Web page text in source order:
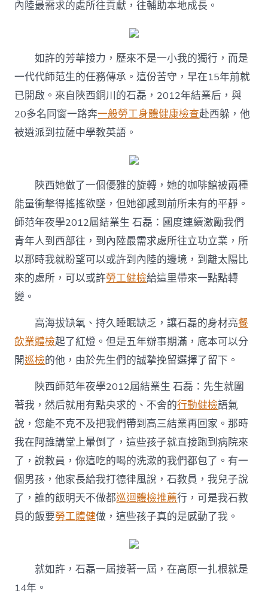
內陸最需求的處所往貢獻，往輔助本地成長。
如許的芳華接力，歷來不是一小我的獨行，而是
一代代師范生的任務傳承。這份苦守，早在15年前就
已開啟。來自陜西銅川的石磊，2012年結業后，與
20多名同窗一路奔一般勞工身體健康檢查赴西躲，他
被遴派到拉薩中學教英語。
陜西她做了一個優雅的旋轉，她的咖啡館被兩種
能量衝擊得搖搖欲墜，但她卻感到前所未有的平靜。
師范年夜學2012屆結業生 石磊：國度連續激勵我們
青年人到西部往，到內陸最需求處所往立功立業，所
以那時我就盼望可以或許到內陸的邊境，到離太陽比
來的處所，可以或許勞工健檢給這里帶來一點點轉
變。
高海拔缺氧、持久睡眠缺乏，讓石磊的身材亮餐
飲業體檢起了紅燈。但是五年辦事期滿，底本可以分
開巡檢的他，由於先生們的誠摯挽留選擇了留下。
陜西師范年夜學2012屆結業生 石磊：先生就圍
著我，然后就用有點央求的、不舍的行動健檢語氣
說，您能不克不及把我們帶到高三結業再回家。那時
我在阿誰講堂上暈倒了，這些孩子就直接跑到病院來
了，說教員，你這吃的喝的洗漱的我們都包了。有一
個男孩，他家長給我打德律風說，石教員，我兒子說
了，誰的飯明天不做都巡迴體檢推薦行，可是我石教
員的飯要勞工體健做，這些孩子真的是感動了我。
就如許，石磊一屆接著一屆，在高原一扎根就是
14年。